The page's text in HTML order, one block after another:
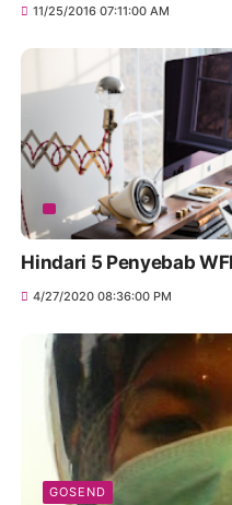
11/25/2016 07:11:00 AM
Hindari 5 Penyebab
4/27/2020 08:36:00 PM
GOSEND